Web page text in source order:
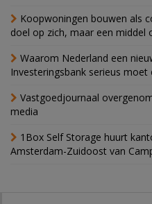
Koopwoningen bouwen als
doel op zich, maar een middel
Waarom Nederland een
Investeringsbank serieus moet
Vastgoedjournaal
media
1Box Self Storage huurt
Amsterdam-Zuidoost van